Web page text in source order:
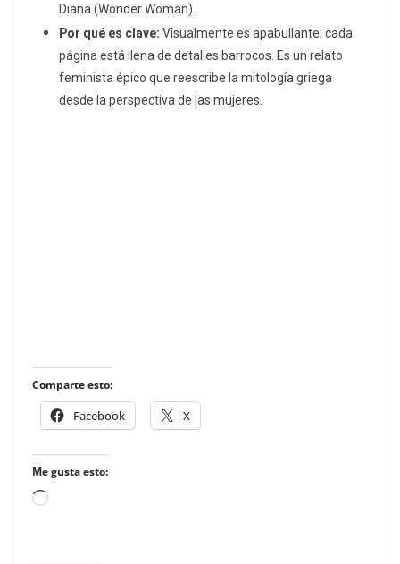
Diana (Wonder Woman).
Por qué es clave: Visualmente es apabullante; cada
página está llena de detalles barrocos. Es un relato
feminista épico que reescribe la mitología griega
desde la perspectiva de las mujeres.
Comparte esto:
Facebook X
Me gusta esto:
Loading…